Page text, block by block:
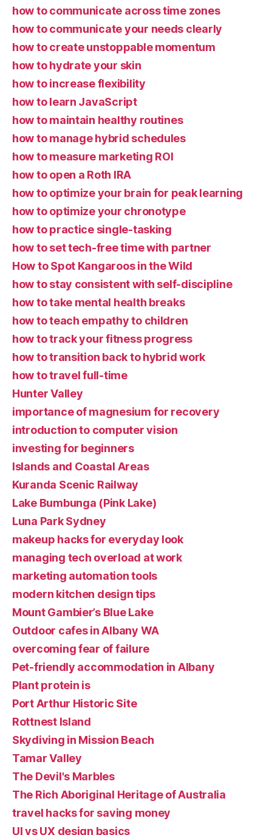
how to communicate across time zones
how to communicate your needs clearly
how to create unstoppable momentum
how to hydrate your skin
how to increase flexibility
how to learn JavaScript
how to maintain healthy routines
how to manage hybrid schedules
how to measure marketing ROI
how to open a Roth IRA
how to optimize your brain for peak learning
how to optimize your chronotype
how to practice single-tasking
how to set tech-free time with partner
How to Spot Kangaroos in the Wild
how to stay consistent with self-discipline
how to take mental health breaks
how to teach empathy to children
how to track your fitness progress
how to transition back to hybrid work
how to travel full-time
Hunter Valley
importance of magnesium for recovery
introduction to computer vision
investing for beginners
Islands and Coastal Areas
Kuranda Scenic Railway
Lake Bumbunga (Pink Lake)
Luna Park Sydney
makeup hacks for everyday look
managing tech overload at work
marketing automation tools
modern kitchen design tips
Mount Gambier’s Blue Lake
Outdoor cafes in Albany WA
overcoming fear of failure
Pet-friendly accommodation in Albany
Plant protein is
Port Arthur Historic Site
Rottnest Island
Skydiving in Mission Beach
Tamar Valley
The Devil's Marbles
The Rich Aboriginal Heritage of Australia
travel hacks for saving money
UI vs UX design basics